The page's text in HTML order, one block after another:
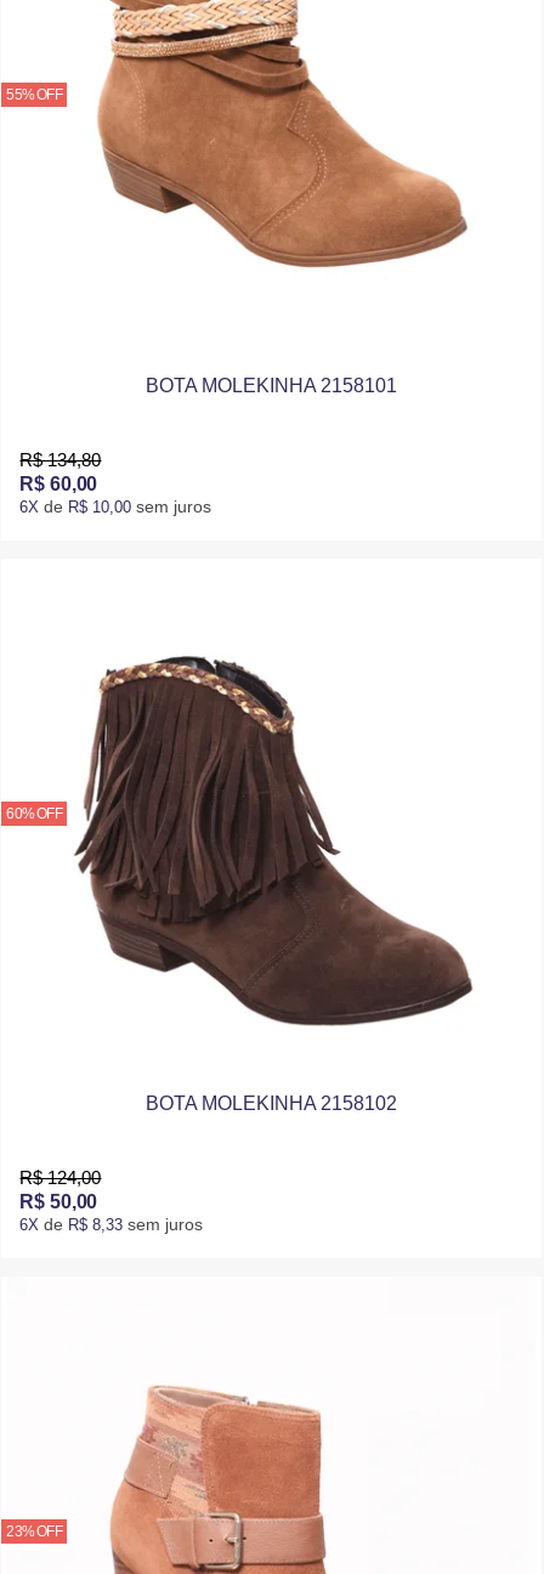
55% OFF
BOTA MOLEKINHA 2158101
R$ 134,80
R$ 60,00
6X de R$ 10,00 sem juros
60% OFF
BOTA MOLEKINHA 2158102
R$ 124,00
R$ 50,00
6X de R$ 8,33 sem juros
23% OFF